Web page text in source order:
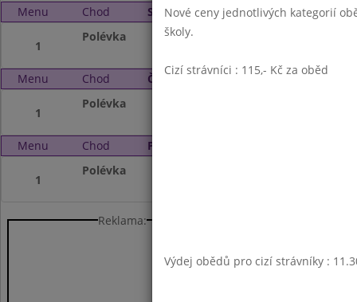
Menu Chod Středa 2. 7. 2025 (11:30 - 13:45)
1
Polévka
Menu Chod Čtvrtek 3. 7. 2025 (11:30 - 13:45)
1
Polévka
Menu Chod Pátek 4. 7. 2025 (11:30 - 13:45)
1
Polévka
Reklama:
Nové ceny jednotlivých kategorií
školy.
Cizí strávníci : 115,- Kč za oběd
Výdej obědů pro cizí strávníky :